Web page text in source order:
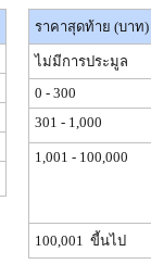
ราคาสุดท้าย (บาท)
ไม่มีการประมูล
0 - 300
301 - 1,000
1,001 - 100,000
100,001 ขี้นไป